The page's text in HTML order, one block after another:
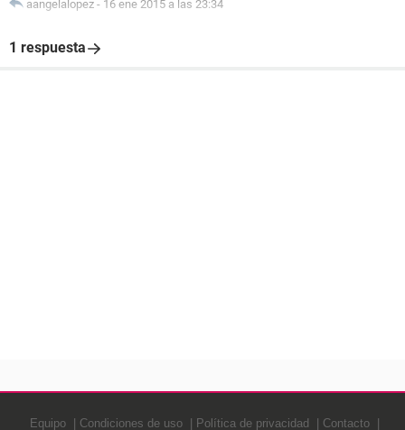
aangelalopez - 16 ene 2015 a las 23:34
1 respuesta
Equipo Condiciones de uso Política de privacidad Contacto